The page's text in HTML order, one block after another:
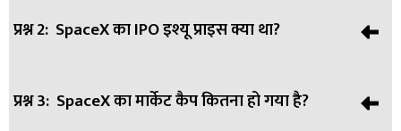
उत्तर: SpaceX के शेयर IPO के बाद 63% से अधिक बढ़कर 220
प्रश्न 2: SpaceX का IPO इश्यू प्राइस क्या था?
उत्तर: कंपनी का IPO इश्यू प्राइस 135 डॉलर था।
प्रश्न 3: SpaceX का मार्केट कैप कितना हो गया है?